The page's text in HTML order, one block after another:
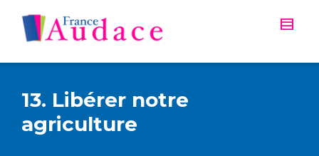
13. Libérer notre
agriculture